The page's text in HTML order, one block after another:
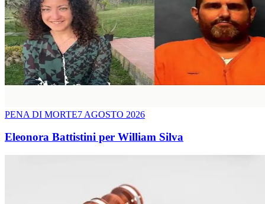
PENA DI MORTE7 AGOSTO 2026
Eleonora Battistini per William Silva